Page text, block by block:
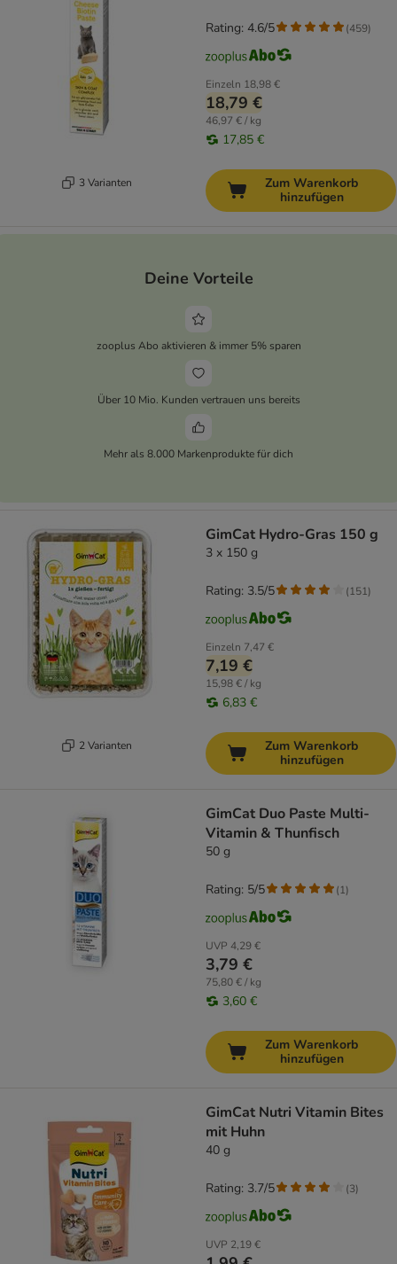
3 Varianten
Einzeln 18,98 €
18,79 €
46,97 € / kg
17,85 €
Rating: 4.6/5 (459)
Zum Warenkorb
hinzufügen
Deine Vorteile
zooplus Abo aktivieren & immer 5% sparen
Über 10 Mio. Kunden vertrauen uns bereits
Mehr als 8.000 Markenprodukte für dich
2 Varianten
GimCat Hydro-Gras 150 g
3 x 150 g
Einzeln 7,47 €
7,19 €
15,98 € / kg
6,83 €
Rating: 3.5/5 (151)
Zum Warenkorb
hinzufügen
GimCat Duo Paste Multi-
Vitamin & Thunfisch
50 g
UVP 4,29 €
3,79 €
75,80 € / kg
3,60 €
Rating: 5/5 (1)
Zum Warenkorb
hinzufügen
GimCat Nutri Vitamin Bites
mit Huhn
40 g
UVP 2,19 €
Rating: 3.7/5 (3)